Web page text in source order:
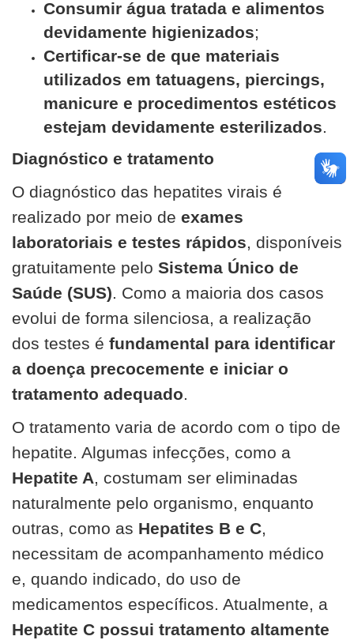
Consumir água tratada e alimentos
devidamente higienizados;
Certificar-se de que materiais
utilizados em tatuagens, piercings,
manicure e procedimentos estéticos
estejam devidamente esterilizados.
Diagnóstico e tratamento
O diagnóstico das hepatites virais é
realizado por meio de exames
laboratoriais e testes rápidos, disponíveis
gratuitamente pelo Sistema Único de
Saúde (SUS). Como a maioria dos casos
evolui de forma silenciosa, a realização
dos testes é fundamental para identificar
a doença precocemente e iniciar o
tratamento adequado.
O tratamento varia de acordo com o tipo de
hepatite. Algumas infecções, como a
Hepatite A, costumam ser eliminadas
naturalmente pelo organismo, enquanto
outras, como as Hepatites B e C,
necessitam de acompanhamento médico
e, quando indicado, do uso de
medicamentos específicos. Atualmente, a
Hepatite C possui tratamento altamente